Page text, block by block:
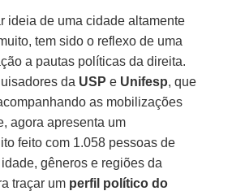
ideia de uma cidade altamente
tem sido o reflexo de uma
a pautas políticas da direita.
da USP e Unifesp, que
as mobilizações
agora apresenta um
feito com 1.058 pessoas de
gêneros e regiões da
traçar um perfil político do